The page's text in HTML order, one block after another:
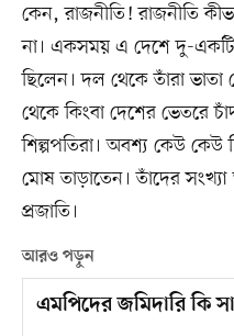
কেন, রাজনীতি! রাজনীতি
না। একসময় এ দেশে দু-একটি
ছিলেন। দল থেকে তাঁরা
থেকে কিংবা দেশের ভেতরে
শিল্পপতিরা। অবশ্য কেউ কেউ
মোষ তাড়াতেন। তাঁদের
প্রজাতি।
আরও পড়ুন
এমপিদের জমিদারি কি